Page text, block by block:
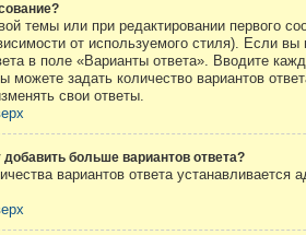
темы или при редактировании первого
от используемого стиля). Если
в поле «Варианты ответа». Вводите
задать количество вариантов
свои ответы.
больше вариантов ответа?
вариантов ответа